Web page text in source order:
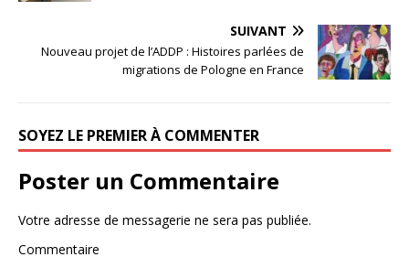
SUIVANT
Nouveau projet de l’ADDP : Histoires parlées de
migrations de Pologne en France
SOYEZ LE PREMIER À COMMENTER
Poster un Commentaire
Votre adresse de messagerie ne sera pas publiée.
Commentaire